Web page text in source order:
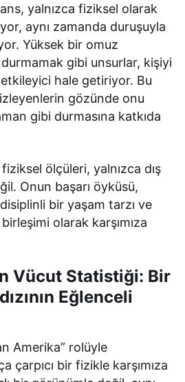
yalnızca fiziksel olarak
aynı zamanda duruşuyla
Yüksek bir omuz
gibi unsurlar, kişiyi
hale getiriyor. Bu
gözünde onu
gibi durmasına katkıda
fiziksel ölçüleri, yalnızca dış
Onun başarı öyküsü,
bir yaşam tarzı ve
olarak karşımıza
Vücut Statistiği: Bir
Eğlenceli
Amerika” rolüyle
çarpıcı bir fizikle karşımıza